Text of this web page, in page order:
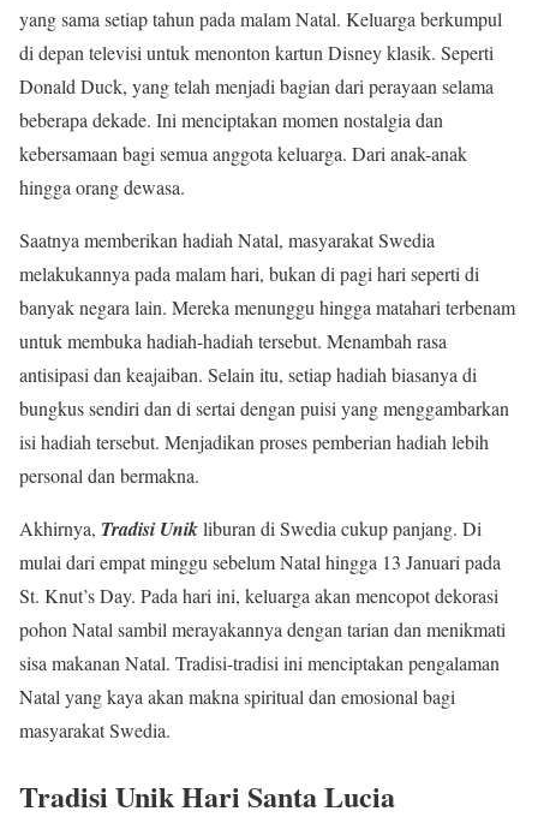
yang sama setiap tahun pada malam Natal. Keluarga berkumpul
di depan televisi untuk menonton kartun Disney klasik. Seperti
Donald Duck, yang telah menjadi bagian dari perayaan selama
beberapa dekade. Ini menciptakan momen nostalgia dan
kebersamaan bagi semua anggota keluarga. Dari anak-anak
hingga orang dewasa.
Saatnya memberikan hadiah Natal, masyarakat Swedia
melakukannya pada malam hari, bukan di pagi hari seperti di
banyak negara lain. Mereka menunggu hingga matahari terbenam
untuk membuka hadiah-hadiah tersebut. Menambah rasa
antisipasi dan keajaiban. Selain itu, setiap hadiah biasanya di
bungkus sendiri dan di sertai dengan puisi yang menggambarkan
isi hadiah tersebut. Menjadikan proses pemberian hadiah lebih
personal dan bermakna.
Akhirnya, Tradisi Unikliburan di Swedia cukup panjang. Di
mulai dari empat minggu sebelum Natal hingga 13 Januari pada
St. Knut’s Day. Pada hari ini, keluarga akan mencopot dekorasi
pohon Natal sambil merayakannya dengan tarian dan menikmati
sisa makanan Natal. Tradisi-tradisi ini menciptakan pengalaman
Natal yang kaya akan makna spiritual dan emosional bagi
masyarakat Swedia.
Tradisi Unik Hari Santa Lucia